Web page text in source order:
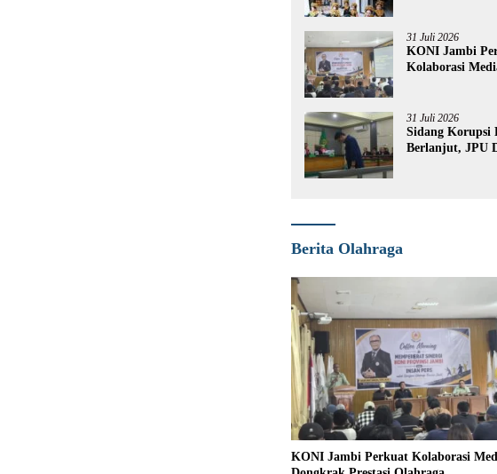
31 Juli 2026
KONI Jambi
Kolaborasi
31 Juli 2026
Sidang Korupsi
Berlanjut, JPU
Berita Olahraga
KONI Jambi Perkuat Kolaborasi